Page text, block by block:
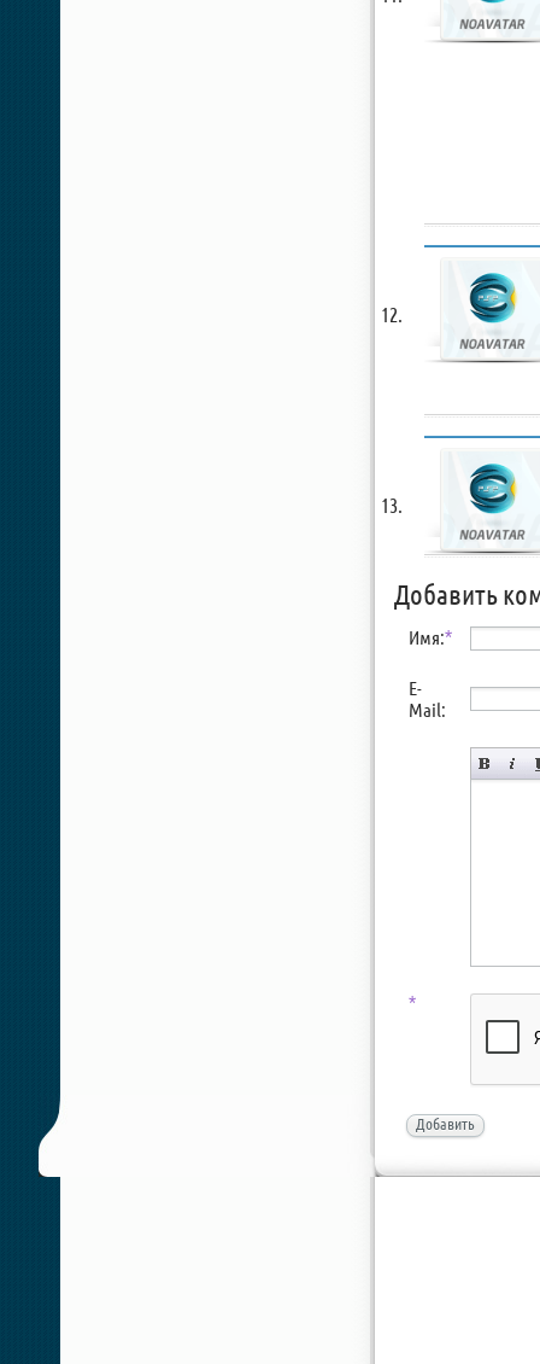
Добавить
Имя:*
E-
Mail:
*
Добавить